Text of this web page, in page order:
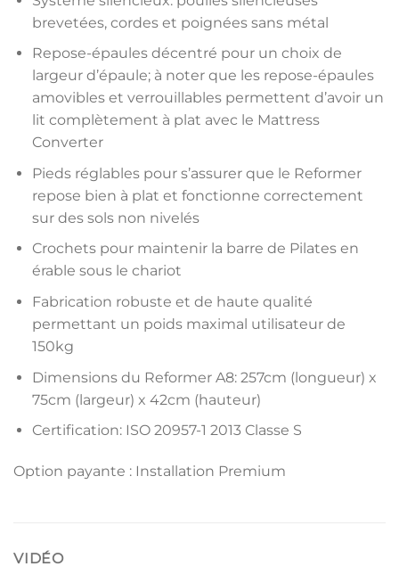
brevetées, cordes et poignées sans métal
Repose-épaules décentré pour un choix de
largeur d’épaule; à noter que les repose-épaules
amovibles et verrouillables permettent d’avoir un
lit complètement à plat avec le Mattress
Converter
Pieds réglables pour s’assurer que le Reformer
repose bien à plat et fonctionne correctement
sur des sols non nivelés
Crochets pour maintenir la barre de Pilates en
érable sous le chariot
Fabrication robuste et de haute qualité
permettant un poids maximal utilisateur de
150kg
Dimensions du Reformer A8: 257cm (longueur) x
75cm (largeur) x 42cm (hauteur)
Certification: ISO 20957-1 2013 Classe S
Option payante : Installation Premium
VIDÉO